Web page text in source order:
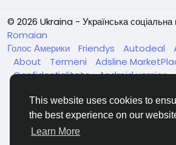
This website uses cookies to
the best experience on our
Learn More
© 2026 Ukraina - Українська
Romaian
Голос Америки
Friendys Autodeal
About
Termeni
Adsline
Confidențialitate Android version
Нагодуйте голодних та